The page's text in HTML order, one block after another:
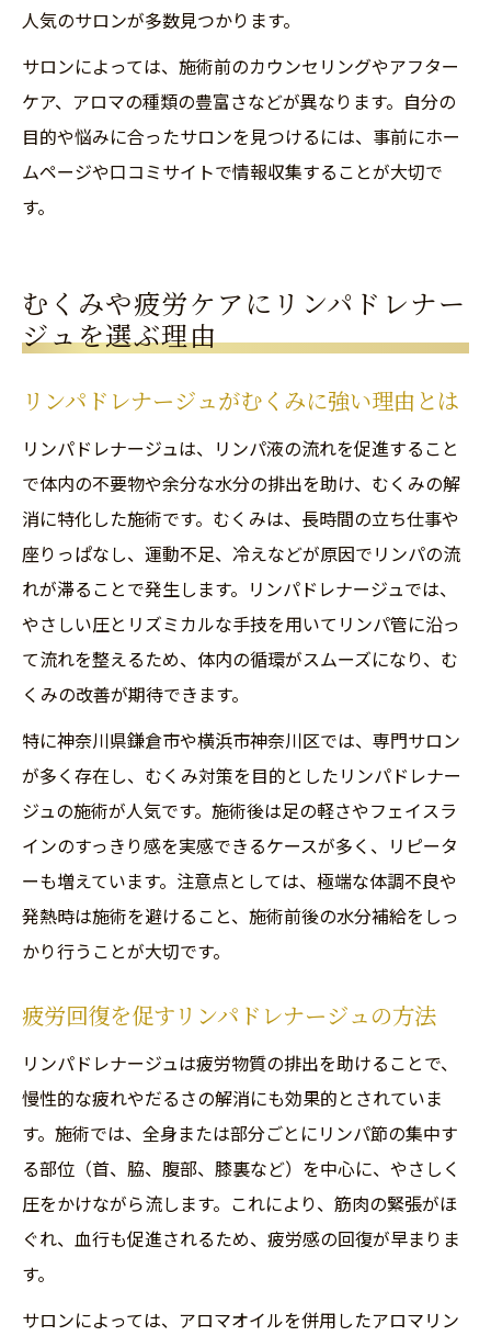
人気のサロンが多数見つかります。
サロンによっては、施術前のカウンセリングやアフター
ケア、アロマの種類の豊富さなどが異なります。自分の
目的や悩みに合ったサロンを見つけるには、事前にホー
ムページや口コミサイトで情報収集することが大切で
す。
むくみや疲労ケアにリンパドレナー
ジュを選ぶ理由
リンパドレナージュがむくみに強い理由とは
リンパドレナージュは、リンパ液の流れを促進すること
で体内の不要物や余分な水分の排出を助け、むくみの解
消に特化した施術です。むくみは、長時間の立ち仕事や
座りっぱなし、運動不足、冷えなどが原因でリンパの流
れが滞ることで発生します。リンパドレナージュでは、
やさしい圧とリズミカルな手技を用いてリンパ管に沿っ
て流れを整えるため、体内の循環がスムーズになり、む
くみの改善が期待できます。
特に神奈川県鎌倉市や横浜市神奈川区では、専門サロン
が多く存在し、むくみ対策を目的としたリンパドレナー
ジュの施術が人気です。施術後は足の軽さやフェイスラ
インのすっきり感を実感できるケースが多く、リピータ
ーも増えています。注意点としては、極端な体調不良や
発熱時は施術を避けること、施術前後の水分補給をしっ
かり行うことが大切です。
疲労回復を促すリンパドレナージュの方法
リンパドレナージュは疲労物質の排出を助けることで、
慢性的な疲れやだるさの解消にも効果的とされていま
す。施術では、全身または部分ごとにリンパ節の集中す
る部位（首、脇、腹部、膝裏など）を中心に、やさしく
圧をかけながら流します。これにより、筋肉の緊張がほ
ぐれ、血行も促進されるため、疲労感の回復が早まりま
す。
サロンによっては、アロマオイルを併用したアロマリン